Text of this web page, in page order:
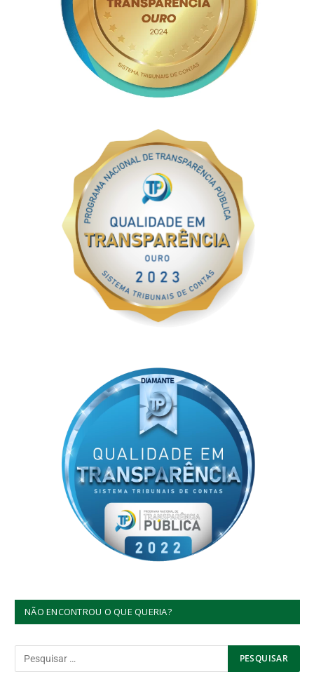
NÃO ENCONTROU O QUE QUERIA?